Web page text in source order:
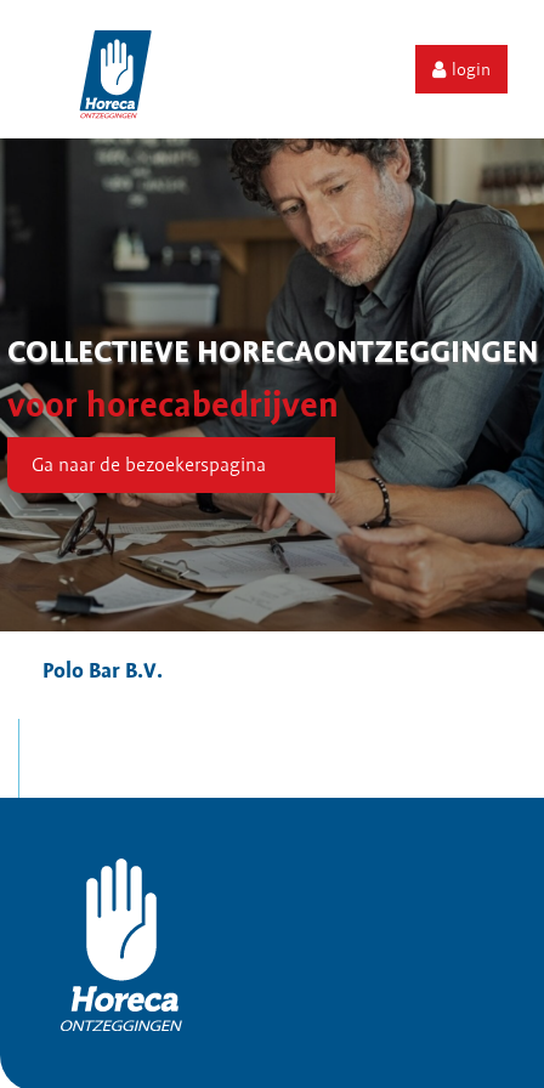
login
COLLECTIEVE HORECAONTZEGGINGEN
voor horecabedrijven
Ga naar de bezoekerspagina
Polo Bar B.V.